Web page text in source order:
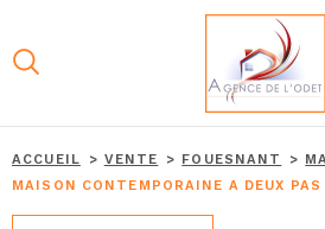
la
menu
contenu
ACCUEIL VENTE FOUESNANT
MAISON CONTEMPORAINE A DEUX PAS